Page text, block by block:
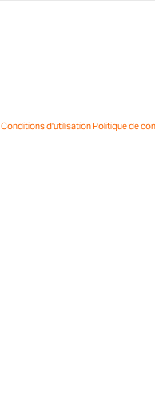
Conditions d'utilisationPolitique de